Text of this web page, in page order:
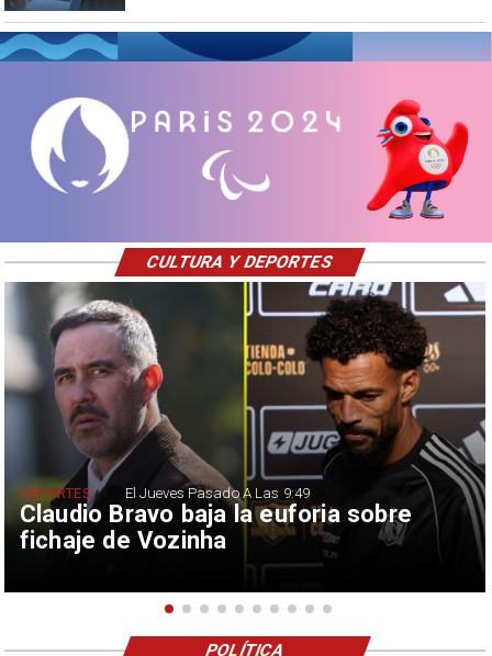
Claudio Bravo baja la euforia sobre
fichaje de Vozinha
DEPORTES El Jueves Pasado A Las 9:49
CULTURA Y DEPORTES
POLÍTICA